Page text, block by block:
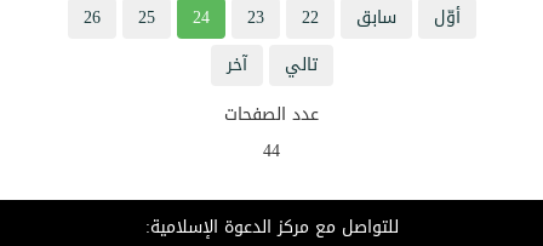
أوّل سابق 22
23
24
25
26
تالي
آخر
عدد الصفحات
44
للتواصل مع مركز الدعوة الإسلامية: